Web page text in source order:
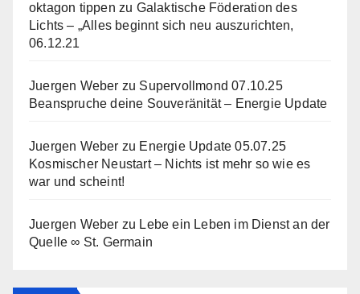
oktagon tippen zu Galaktische Föderation des
Lichts – „Alles beginnt sich neu auszurichten,
06.12.21
Juergen Weber zu Supervollmond 07.10.25
Beanspruche deine Souveränität – Energie Update
Juergen Weber zu Energie Update 05.07.25
Kosmischer Neustart – Nichts ist mehr so wie es
war und scheint!
Juergen Weber zu Lebe ein Leben im Dienst an der
Quelle ∞ St. Germain